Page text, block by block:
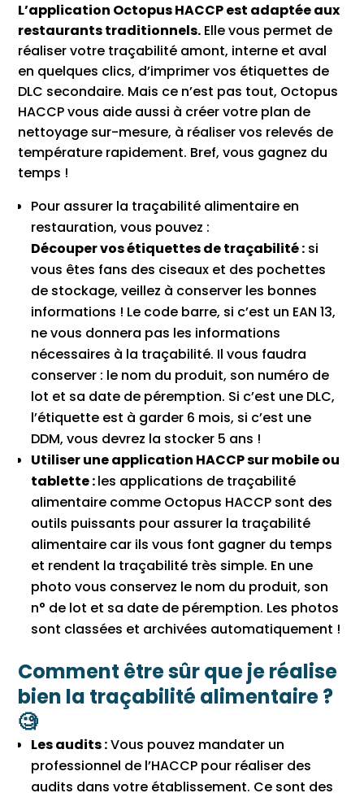
L’application Octopus HACCP est adaptée aux
restaurants traditionnels. Elle vous permet de
réaliser votre traçabilité amont, interne et aval
en quelques clics, d’imprimer vos étiquettes de
DLC secondaire. Mais ce n’est pas tout, Octopus
HACCP vous aide aussi à créer votre plan de
nettoyage sur-mesure, à réaliser vos relevés de
température rapidement. Bref, vous gagnez du
temps !
Pour assurer la traçabilité alimentaire en
restauration, vous pouvez :
Découper vos étiquettes de traçabilité : si
vous êtes fans des ciseaux et des pochettes
de stockage, veillez à conserver les bonnes
informations ! Le code barre, si c’est un EAN 13,
ne vous donnera pas les informations
nécessaires à la traçabilité. Il vous faudra
conserver : le nom du produit, son numéro de
lot et sa date de péremption. Si c’est une DLC,
l’étiquette est à garder 6 mois, si c’est une
DDM, vous devrez la stocker 5 ans !
Utiliser une application HACCP sur mobile ou
tablette :les applications de traçabilité
alimentaire comme Octopus HACCP sont des
outils puissants pour assurer la traçabilité
alimentaire car ils vous font gagner du temps
et rendent la traçabilité très simple. En une
photo vous conservez le nom du produit, son
n° de lot et sa date de péremption. Les photos
sont classées et archivées automatiquement !
Comment être sûr que je réalise
bien la traçabilité alimentaire ?
🧐
Les audits :Vous pouvez mandater un
professionnel de l’HACCP pour réaliser des
audits dans votre établissement. Ce sont des